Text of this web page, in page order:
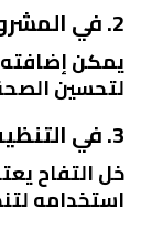
2. في المشروبات
يمكن إضافته
لتحسين
3. في التنظيف
خل التفاح
استخدامه